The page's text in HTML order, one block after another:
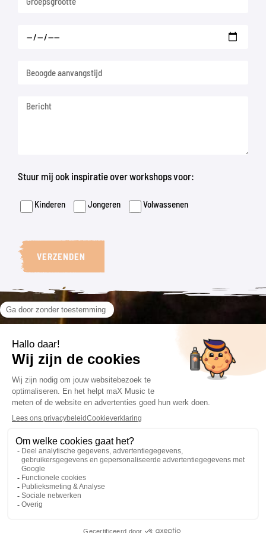
Stuur mij ook inspiratie over workshops voor:
Kinderen Jongeren Volwassenen
VERZENDEN
CONTACT
085 201 66 84
info@maxmusic.nl
VOLG ONS
Algemene voorwaarden